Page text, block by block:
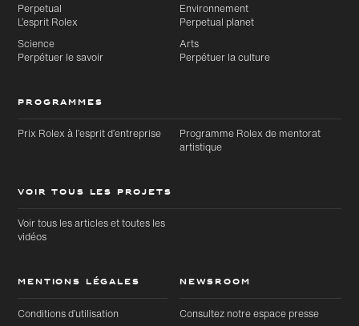
Perpetual
L’esprit Rolex
Environnement
Perpetual planet
Science
Perpétuer le savoir
Arts
Perpétuer la culture
PROGRAMMES
Prix Rolex à l’esprit d’entreprise
Programme Rolex de mentorat
artistique
VOIR TOUS LES PROJETS
Voir tous les articles et toutes les
vidéos
MENTIONS LÉGALES
Conditions d’utilisation
NEWSROOM
Consultez notre espace presse